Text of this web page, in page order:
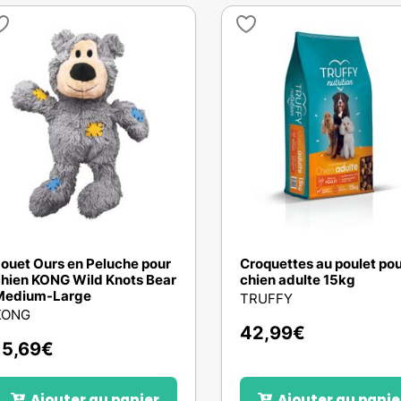
Ours en Peluche pour
KONG Wild Knots Bear
Large
€
Croquettes au poulet
chien adulte 15kg
TRUFFY
42,99€